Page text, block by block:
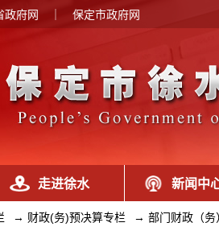
政府网 保定市政府网
走进徐水 新闻中
→ 财政(务)预决算专栏 → 部门财政（务